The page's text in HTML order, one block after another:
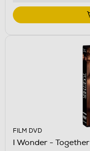
FILM DVD
I Wonder - Together